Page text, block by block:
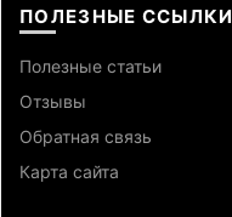
ПОЛЕЗНЫЕ ССЫЛКИ
Полезные статьи
Отзывы
Обратная связь
Карта сайта